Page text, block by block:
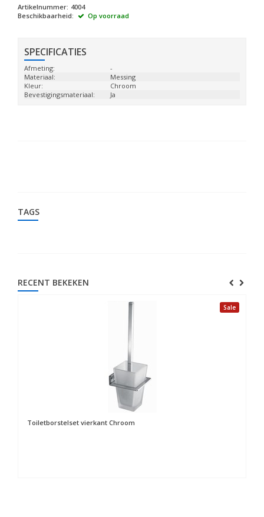
Artikelnummer: 4004
Beschikbaarheid:
Op voorraad
SPECIFICATIES
Afmeting:
-
Materiaal:
Messing
Kleur:
Chroom
Bevestigingsmateriaal:
Ja
TAGS
RECENT BEKEKEN
Sale
Toiletborstelset vierkant Chroom